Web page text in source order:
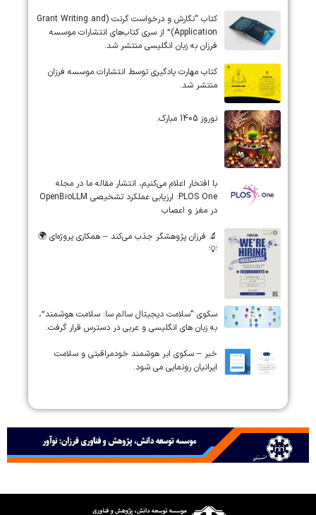
کتاب “نگارش و درخواست گرنت (Grant Writing and
Application)” از سری کتاب‌های انتشارات موسسه
فرزان به زبان انگلیسی منتشر شد.
کتاب مهارت یادگیری توسط انتشارات موسسه فرزان
منتشر شد.
نوروز 1405 مبارک.
‏‏‏با افتخار اعلام می‌کنیم، انتشار مقاله ما در مجله
‎PLOS One‎: ارزیابی عملکرد تشخیصی ‎OpenBioLLM‎
در مغز و اعصاب
🔬 فرزان پژوهشگر جذب می‌کند – همکاری پروژه‌ای 🌍
💡
سکوی “سلامت دیجیتال سالم سا: سلامت هوشمند”،
به زبان های انگلیسی و عربی در دسترس قرار گرفت.
خبر – سکوی ابر هوشمند خودمراقبتی و سلامت
ایرانیان رونمایی می شود.